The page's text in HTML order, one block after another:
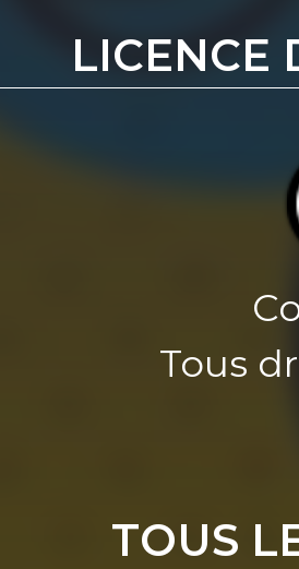
LICENCE
Tous
TOUS